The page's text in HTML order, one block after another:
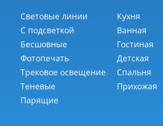
Световые линии
С подсветкой
Бесшовные
Фотопечать
Трековое освещение
Теневые
Парящие
Кухня
Ванная
Гостиная
Детская
Спальня
Прихожая